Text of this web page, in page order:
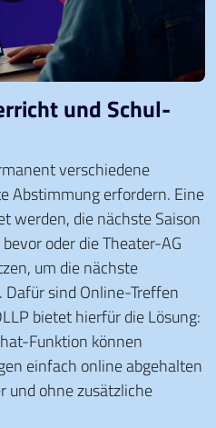
und Schul-
verschiedene
Abstimmung erfordern. Eine
werden, die nächste Saison
oder die Theater-AG
um die nächste
sind Online-Treffen
bietet hierfür die Lösung:
Funktion können
einfach online abgehalten
ohne zusätzliche